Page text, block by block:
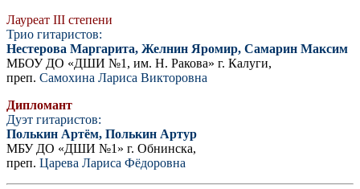
Лауреат III степени
Трио гитаристов:
Нестерова Маргарита, Желнин Яромир, Самарин Максим
МБОУ ДО «ДШИ №1, им. Н. Ракова» г. Калуги,
преп. Самохина Лариса Викторовна
Дипломант
Дуэт гитаристов:
Полькин Артём, Полькин Артур
МБУ ДО «ДШИ №1» г. Обнинска,
преп. Царева Лариса Фёдоровна